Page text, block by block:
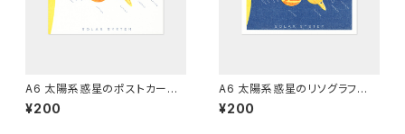
A6 太陽系惑星のポストカード
（白）[グラフィー]
¥200
A6 太陽系惑星のリソグラフ
（青）[グラフィー]
¥200